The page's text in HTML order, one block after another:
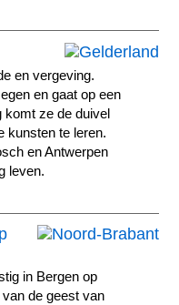
en vergeving.
en gaat op een
ze de duivel
kunsten te leren.
en Antwerpen
leven.
in Bergen op
de geest van